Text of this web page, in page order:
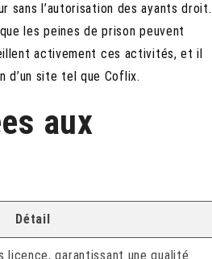
sans l’autorisation des ayants droit.
les peines de prison peuvent
activement ces activités, et il
d’un site tel que Coflix.
aux
Détail
licence, garantissant une qualité